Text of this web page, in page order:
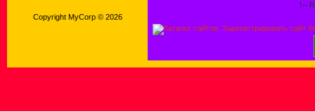
Copyright MyCorp © 2026
!--